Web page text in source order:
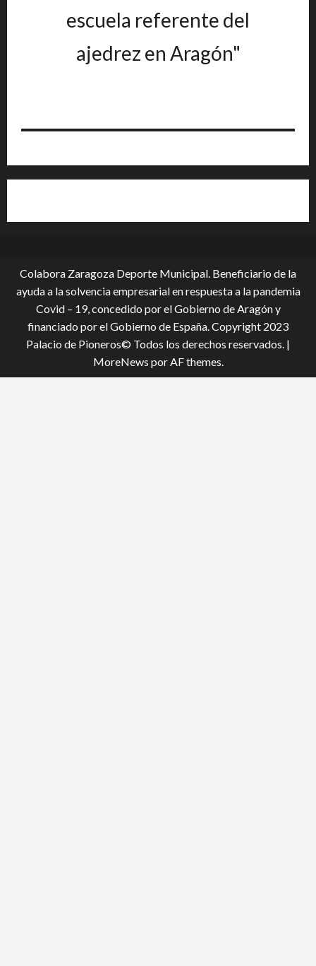
escuela referente del
ajedrez en Aragón"
Colabora Zaragoza Deporte Municipal. Beneficiario de la
ayuda a la solvencia empresarial en respuesta a la pandemia
Covid – 19, conce­dido por el Gobierno de Aragón y
financiado por el Gobierno de España. Copyright 2023
Palacio de Pioneros© Todos los derechos reservados. |
MoreNews por AF themes.